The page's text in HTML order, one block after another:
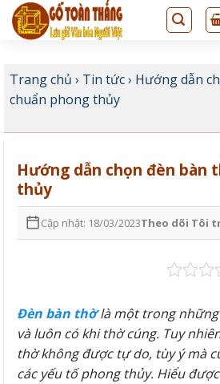
Bỏ
qua
Trang chủ › Tin tức› Hướng dẫn
chuẩn phong thủy
Hướng dẫn chọn đèn bàn
thủy
Cập nhật: 18/03/2023Theo dõi Tôi
Đèn bàn thờ là một trong
và luôn có khi thờ cúng. Tuy
thờ không được tự do, tùy ý mà
các yếu tố phong thủy. Hiểu